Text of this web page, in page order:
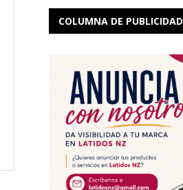
COLUMNA DE PUBLICIDAD